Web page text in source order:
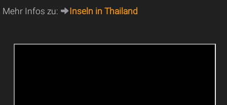
Mehr Infos zu: Inseln in Thailand